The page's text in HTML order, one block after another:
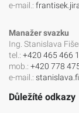
e-mail.:
Manažer svazku
Ing. Stanislava
tel.: +420 465 466
mob.: +420 778
e-mail.:
Důležíté odkazy